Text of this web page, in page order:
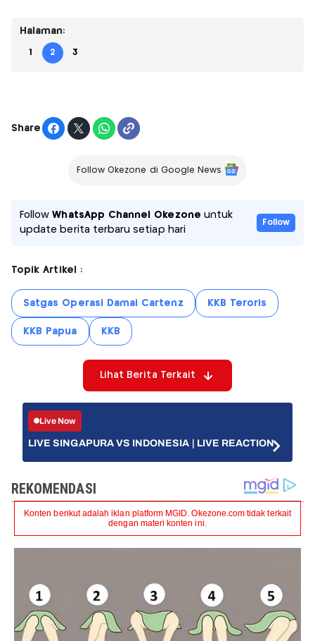
Halaman:
1 2 3
Share
Follow Okezone di Google News
FollowWhatsApp Channel Okezone untuk
update berita terbaru setiap hari
Follow
Topik Artikel :
Satgas Operasi Damai Cartenz KKB Teroris
KKB Papua KKB
Lihat Berita Terkait
Live Now
LIVE SINGAPURA VS INDONESIA | LIVE REACTION